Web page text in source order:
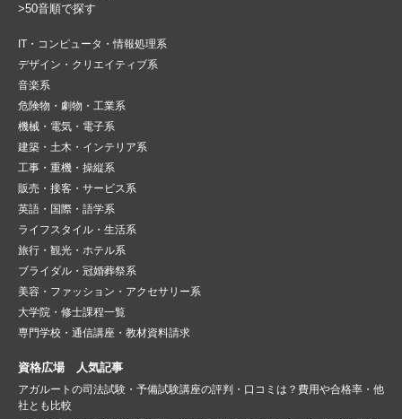
>50音順で探す
IT・コンピュータ・情報処理系
デザイン・クリエイティブ系
音楽系
危険物・劇物・工業系
機械・電気・電子系
建築・土木・インテリア系
工事・重機・操縦系
販売・接客・サービス系
英語・国際・語学系
ライフスタイル・生活系
旅行・観光・ホテル系
ブライダル・冠婚葬祭系
美容・ファッション・アクセサリー系
大学院・修士課程一覧
専門学校・通信講座・教材資料請求
資格広場 人気記事
アガルートの司法試験・予備試験講座の評判・口コミは？費用や合格率・他
社とも比較